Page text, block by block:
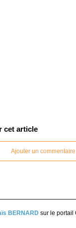
cet article
Ajouter un commentaire
BERNARDsur le portail